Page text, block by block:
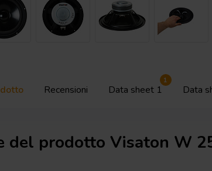
Recensioni Data sheet 1
1
Data
del prodotto Visaton W